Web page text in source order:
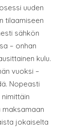
uuden
tilaamiseen
sähkön
– onhan
kulu.
vuoksi –
Nopeasti
jokaiselta